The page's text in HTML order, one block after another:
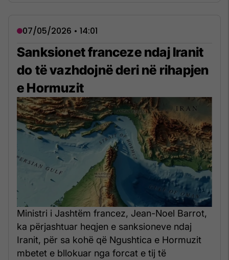
07/05/2026 • 14:01
Sanksionet franceze ndaj Iranit
do të vazhdojnë deri në rihapjen
e Hormuzit
Ministri i Jashtëm francez, Jean-Noel Barrot,
ka përjashtuar heqjen e sanksioneve ndaj
Iranit, për sa kohë që Ngushtica e Hormuzit
mbetet e bllokuar nga forcat e tij të